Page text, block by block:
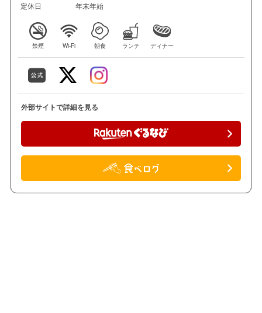
定休日
年末年始
禁煙 Wi-Fi 朝食 ランチ ディナー
外部サイトで詳細を見る